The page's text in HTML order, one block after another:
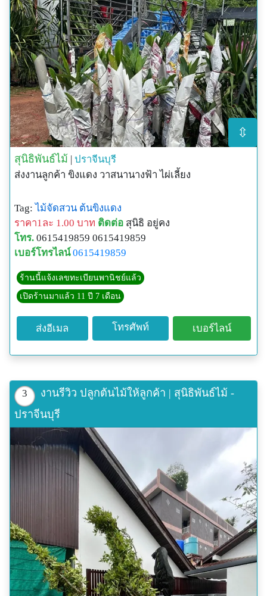
⇳
สุนิธิพันธ์ไม้ | ปราจีนบุรี
ส่งงานลูกค้า ขิงแดง วาสนานางฟ้า ไผ่เลี้ยง
Tag: ไม้จัดสวน ต้นขิงแดง
ราคา1ละ 1.00 บาท ติดต่อ สุนิธิ อยู่คง
โทร. 0615419859 0615419859
เบอร์โทรไลน์ 0615419859
ร้านนี้แจ้งเลขทะเบียนพานิชย์แล้ว
เปิดร้านมาแล้ว 11 ปี 7 เดือน
ส่งอีเมล โทรศัพท์ เบอร์ไลน์
3
งานรีวิว ปลูกต้นไม้ให้ลูกค้า | สุนิธิพันธ์ไม้ -
ปราจีนบุรี